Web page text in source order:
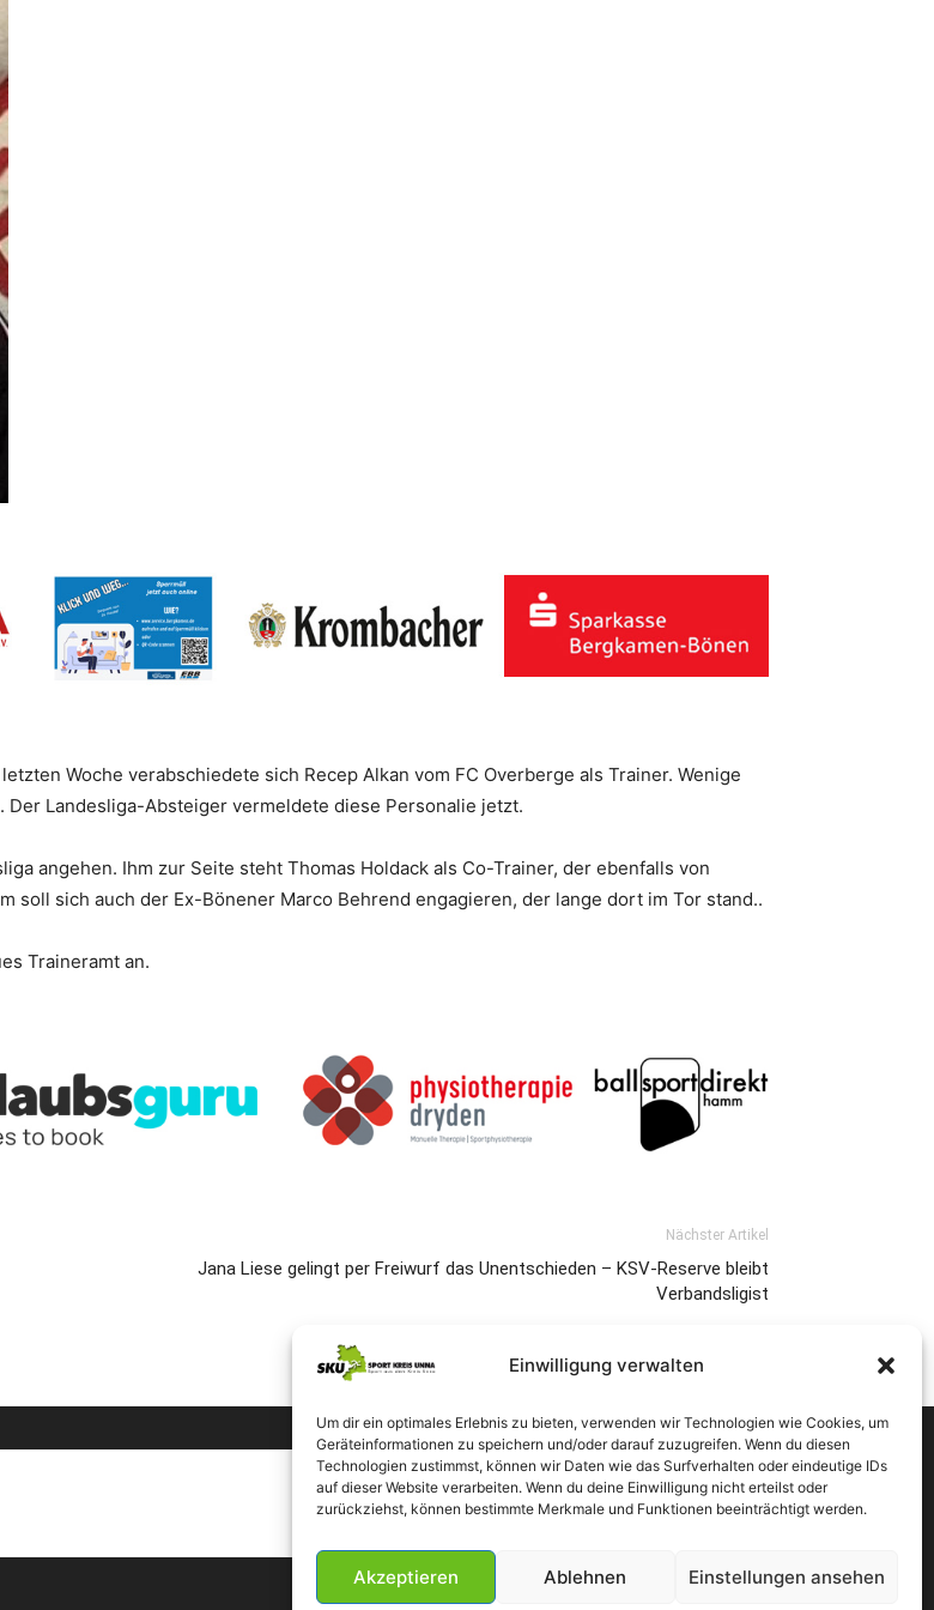
Einwilligung verwalten
Um dir ein optimales Erlebnis zu bieten, verwenden wir Technologien wie Cookies, um
Geräteinformationen zu speichern und/oder darauf zuzugreifen. Wenn du diesen
Technologien zustimmst, können wir Daten wie das Surfverhalten oder eindeutige IDs
auf dieser Website verarbeiten. Wenn du deine Einwilligung nicht erteilst oder
zurückziehst, können bestimmte Merkmale und Funktionen beeinträchtigt werden.
Akzeptieren Ablehnen Einstellungen ansehen
Woche verabschiedete sich Recep Alkan vom FC Overberge als Trainer. Wenige
Landesliga-Absteiger vermeldete diese Personalie jetzt.
angehen. Ihm zur Seite steht Thomas Holdack als Co-Trainer, der ebenfalls von
soll sich auch der Ex-Bönener Marco Behrend engagieren, der lange dort im Tor stand..
Traineramt an.
Nächster Artikel
Jana Liese gelingt per Freiwurf das Unentschieden – KSV-Reserve bleibt
Verbandsligist